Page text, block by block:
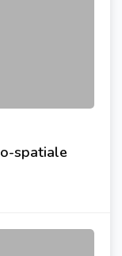
spatiale